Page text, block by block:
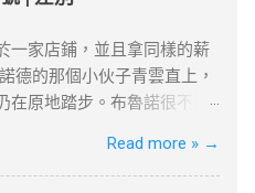
否正确。 Netflix检测到VPN
连接并限制访问。如果出
服务器或使用专门支持
：VPN加密会略微影响上
VPN服务。 VPN的应用 很多
的审查和封锁。使用VPN翻
財務報表及辦公租約，證明
企業年盈利建議超500萬港
標準。 4. 家庭成員在港生
三、2025年續簽流程與常見
前3個月申請 ：高才續簽需
平凡的樹! 它沒有婆娑的姿
許你要說它不美麗，--如果
類而言，那麼，白楊樹算不
堅強不屈與挺拔，它是樹中
原上走過，看見平坦的大地
一家店鋪，並且拿同樣的薪
德的那個小伙子青雲直上，
原地踏步。布魯諾很不滿
抱怨，一邊在心裡盤算著怎
的差別。 “布魯諾先生，”
Read more » →